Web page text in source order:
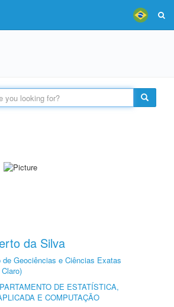
da Silva
de Geociências e Ciências Exatas
DE ESTATÍSTICA,
E COMPUTAÇÃO